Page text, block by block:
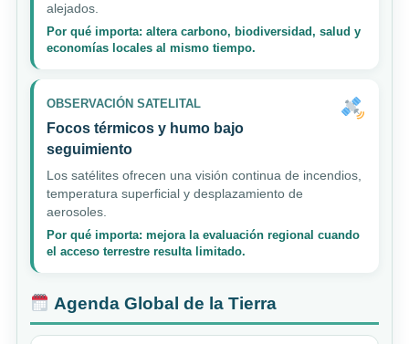
alejados.
Por qué importa: altera carbono, biodiversidad, salud y
economías locales al mismo tiempo.
OBSERVACIÓN SATELITAL
Focos térmicos y humo bajo
seguimiento
Los satélites ofrecen una visión continua de incendios,
temperatura superficial y desplazamiento de
aerosoles.
Por qué importa: mejora la evaluación regional cuando
el acceso terrestre resulta limitado.
Agenda Global de la Tierra